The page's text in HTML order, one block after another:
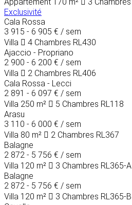
Exclusivité
Cala Rossa
3 915 - 6 905 € / sem
Villa
4 Chambres RL430
Ajaccio - Propriano
2 900 - 6 200 € / sem
Villa
2 Chambres RL406
Cala Rossa - Lecci
2 891 - 6 097 € / sem
Villa 250 m² 5 Chambres RL118
Arasu
3 110 - 6 000 € / sem
Villa 80 m² 2 Chambres RL367
Balagne
2 872 - 5 756 € / sem
Villa 120 m² 3 Chambres RL365-A
Balagne
2 872 - 5 756 € / sem
Villa 120 m² 3 Chambres RL365-B